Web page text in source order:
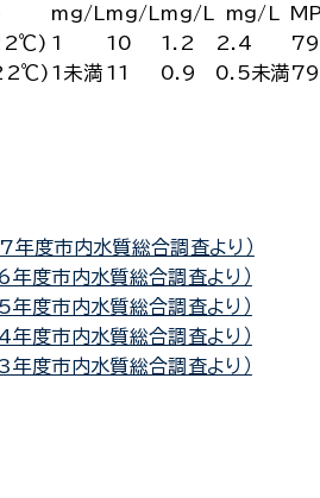
mg/L mg/L mg/L mg/L
1 10 1.2 2.4
1未満 11 0.9 0.5未満
度市内水質総合調査より）
度市内水質総合調査より）
度市内水質総合調査より）
度市内水質総合調査より）
度市内水質総合調査より）